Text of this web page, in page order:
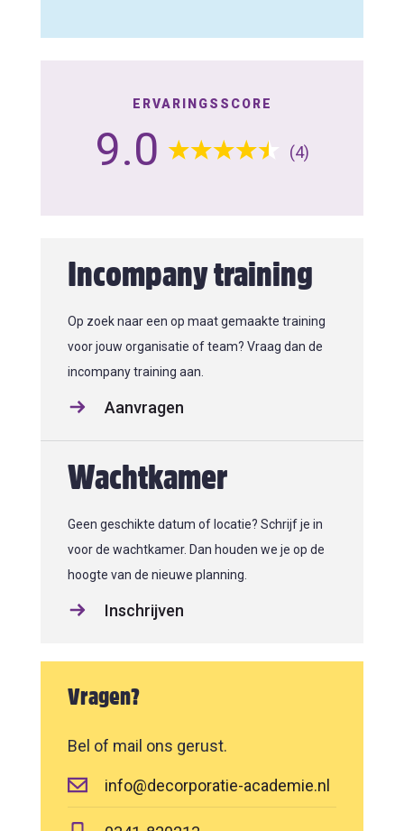
ERVARINGSSCORE
9.0 (4)
Incompany training
Op zoek naar een op maat gemaakte training
voor jouw organisatie of team? Vraag dan de
incompany training aan.
Aanvragen
Wachtkamer
Geen geschikte datum of locatie? Schrijf je in
voor de wachtkamer. Dan houden we je op de
hoogte van de nieuwe planning.
Inschrijven
Vragen?
Bel of mail ons gerust.
info@decorporatie-academie.nl